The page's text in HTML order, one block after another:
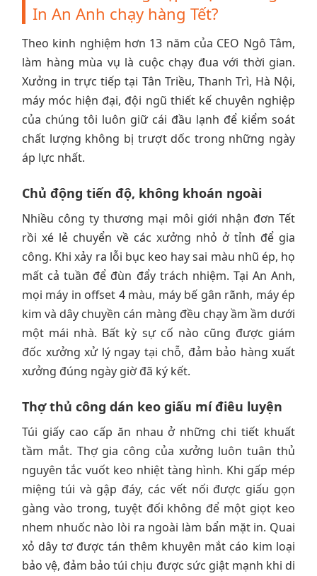
In An Anh chạy hàng Tết?
Theo kinh nghiệm hơn 13 năm của CEO Ngô Tâm,
làm hàng mùa vụ là cuộc chạy đua với thời gian.
Xưởng in trực tiếp tại Tân Triều, Thanh Trì, Hà Nội,
máy móc hiện đại, đội ngũ thiết kế chuyên nghiệp
của chúng tôi luôn giữ cái đầu lạnh để kiểm soát
chất lượng không bị trượt dốc trong những ngày
áp lực nhất.
Chủ động tiến độ, không khoán ngoài
Nhiều công ty thương mại môi giới nhận đơn Tết
rồi xé lẻ chuyển về các xưởng nhỏ ở tỉnh để gia
công. Khi xảy ra lỗi bục keo hay sai màu nhũ ép, họ
mất cả tuần để đùn đẩy trách nhiệm. Tại An Anh,
mọi máy in offset 4 màu, máy bế gân rãnh, máy ép
kim và dây chuyền cán màng đều chạy ầm ầm dưới
một mái nhà. Bất kỳ sự cố nào cũng được giám
đốc xưởng xử lý ngay tại chỗ, đảm bảo hàng xuất
xưởng đúng ngày giờ đã ký kết.
Thợ thủ công dán keo giấu mí điêu luyện
Túi giấy cao cấp ăn nhau ở những chi tiết khuất
tầm mắt. Thợ gia công của xưởng luôn tuân thủ
nguyên tắc vuốt keo nhiệt tàng hình. Khi gấp mép
miệng túi và gập đáy, các vết nối được giấu gọn
gàng vào trong, tuyệt đối không để một giọt keo
nhem nhuốc nào lòi ra ngoài làm bẩn mặt in. Quai
xỏ dây tơ được tán thêm khuyên mắt cáo kim loại
bảo vệ, đảm bảo túi chịu được sức giật mạnh khi di